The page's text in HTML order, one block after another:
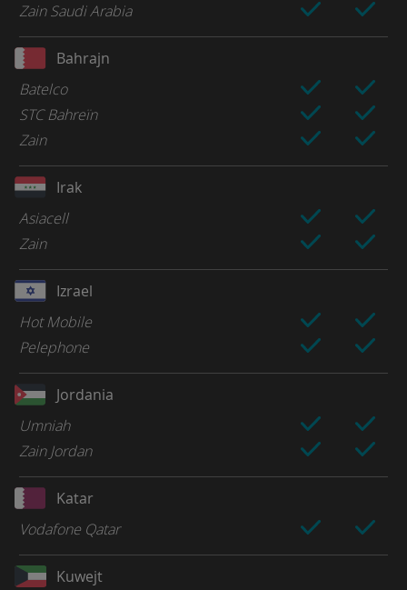
Zain Saudi Arabia
Bahrajn
Batelco
STC Bahreïn
Zain
Irak
Asiacell
Zain
Izrael
Hot Mobile
Pelephone
Jordania
Umniah
Zain Jordan
Katar
Vodafone Qatar
Kuwejt